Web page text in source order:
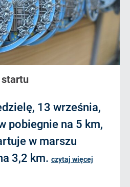
startu
13 września,
pobiegnie na 5 km,
w marszu
3,2 km. czytaj więcej